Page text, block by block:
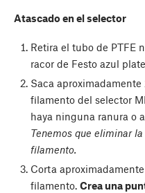
Atascado en el selector
Retira el tubo de PTFE
racor de Festo azul
Saca
filamento del selector
haya ninguna ranura o
Tenemos que eliminar
filamento.
Corta
filamento. Crea una